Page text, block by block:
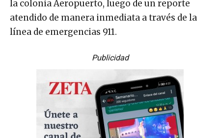
la colonia Aeropuerto, luego de un reporte
atendido de manera inmediata a través de la
línea de emergencias 911.
Publicidad